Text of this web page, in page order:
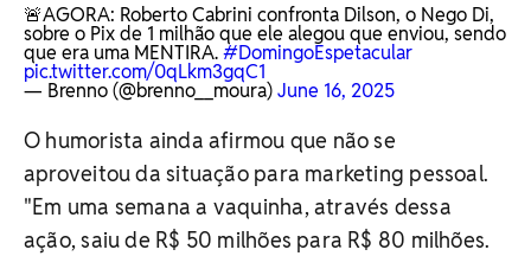
🚨AGORA: Roberto Cabrini confronta Dilson, o Nego Di,
sobre o Pix de 1 milhão que ele alegou que enviou, sendo
que era uma MENTIRA.#DomingoEspetacular
pic.twitter.com/0qLkm3gqC1
— Brenno (@brenno__moura)June 16, 2025
O humorista ainda afirmou que não se
aproveitou da situação para marketing pessoal.
"Em uma semana a vaquinha, através dessa
ação, saiu de R$ 50 milhões para R$ 80 milhões.